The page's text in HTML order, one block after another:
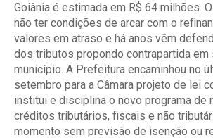
Goiânia é estimada em R$ 64 milhões.
não ter condições de arcar com o
valores em atraso e há anos vêm
dos tributos propondo contrapartida em
município. A Prefeitura encaminhou no
setembro para a Câmara projeto de lei
institui e disciplina o novo programa de
créditos tributários, fiscais e não
momento sem previsão de isenção ou